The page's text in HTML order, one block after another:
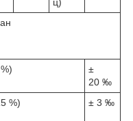
±
20 ‰
%) ± 3 ‰